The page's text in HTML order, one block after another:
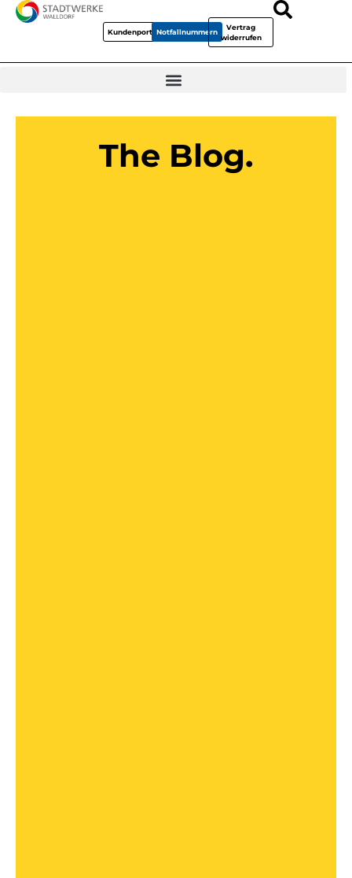
KundenportalNotfallnummern
Vertrag
widerrufen
The Blog.